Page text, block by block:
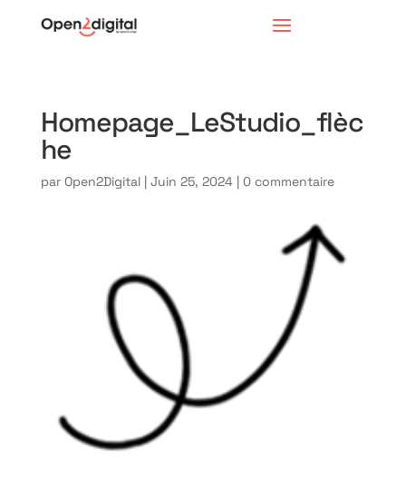
Homepage_LeStudio_flèc
he
par Open2Digital| Juin 25, 2024| 0 commentaire